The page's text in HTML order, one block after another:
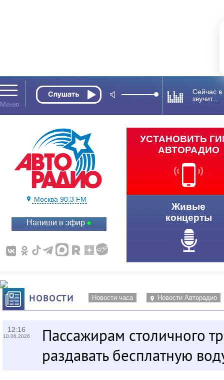
Сейчас
звучит...
Москва 90.3 FM
Напиши в эфир
УСТАНОВИТЬ
АВТОРАДИО
Живые
концерты
НОВОСТИ Новости часа Новости Авторадио
12:16
10.06.2026
Пассажирам столичного
раздавать бесплатную